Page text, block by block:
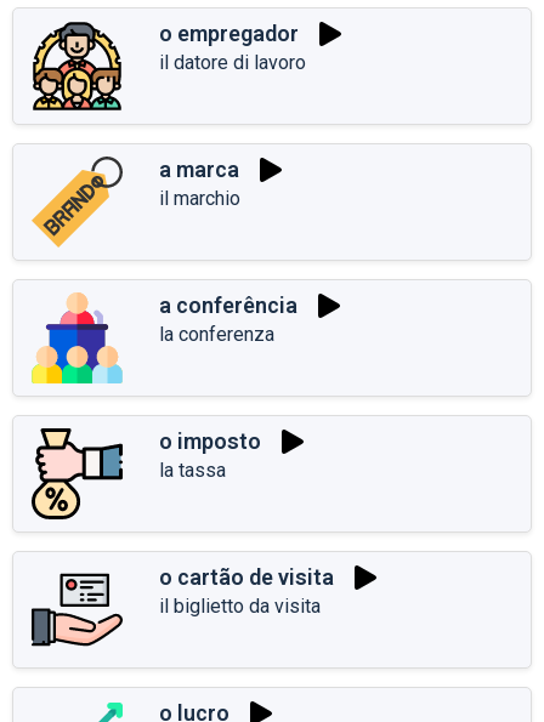
o empregador
il datore di lavoro
a marca
il marchio
a conferência
la conferenza
o imposto
la tassa
o cartão de visita
il biglietto da visita
o lucro